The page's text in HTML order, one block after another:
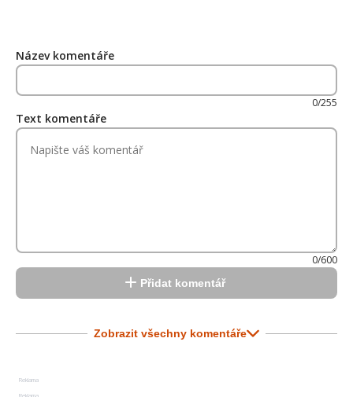
Název komentáře
0/255
Text komentáře
0/600
Přidat komentář
Zobrazit všechny komentáře
Reklama
Reklama